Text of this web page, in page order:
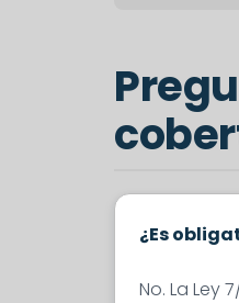
¿Es
No. La Ley